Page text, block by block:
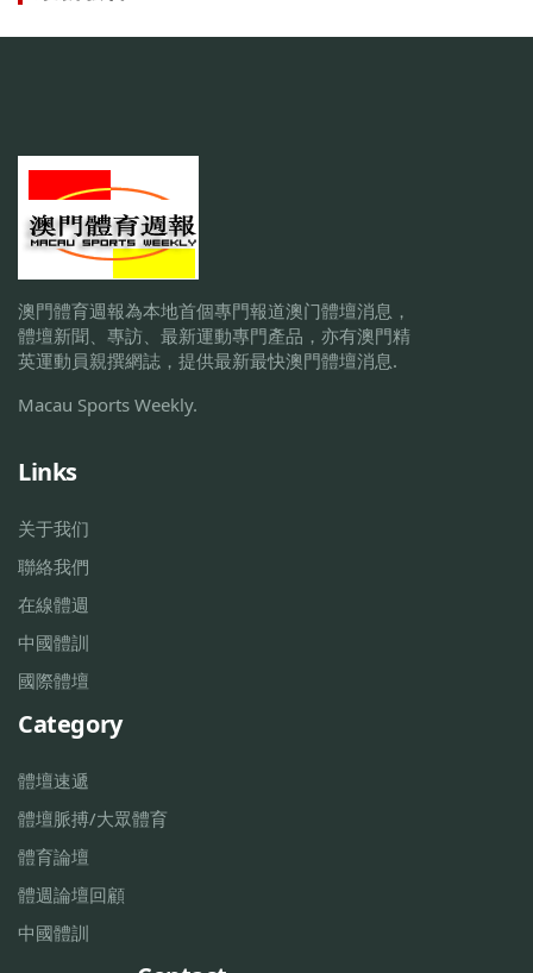
澳門體育週報為本地首個專門報道澳门體壇消息，
體壇新聞、專訪、最新運動專門產品，亦有澳門精
英運動員親撰網誌，提供最新最快澳門體壇消息.
Macau Sports Weekly.
Links
关于我们
聯絡我們
在線體週
中國體訓
國際體壇
Category
體壇速遞
體壇脈搏/大眾體育
體育論壇
體週論壇回顧
中國體訓